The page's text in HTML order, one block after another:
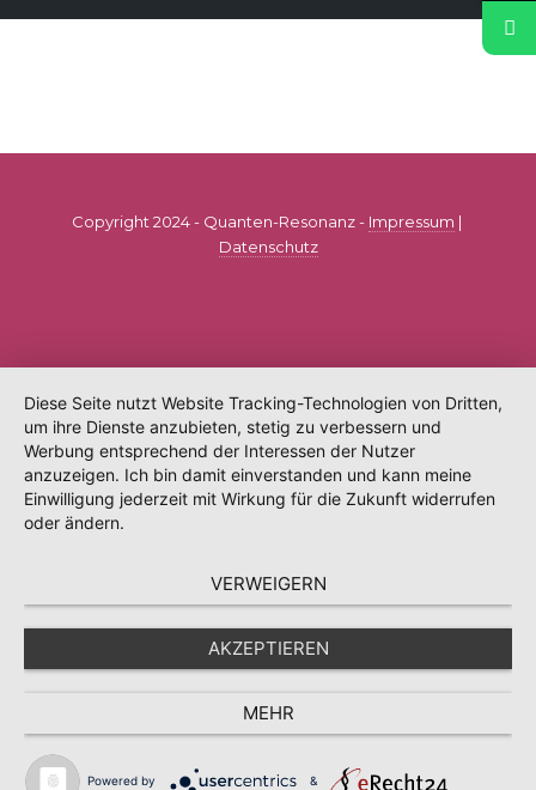
Copyright 2024 - Quanten-Resonanz - Impressum |
Datenschutz
Diese Seite nutzt Website Tracking-Technologien von Dritten,
um ihre Dienste anzubieten, stetig zu verbessern und
Werbung entsprechend der Interessen der Nutzer
anzuzeigen. Ich bin damit einverstanden und kann meine
Einwilligung jederzeit mit Wirkung für die Zukunft widerrufen
oder ändern.
VERWEIGERN
AKZEPTIEREN
MEHR
Powered by &